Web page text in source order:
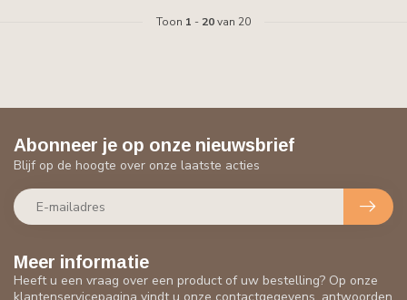
Toon 1 - 20van 20
Meer informatie
Heeft u een vraag over een product of uw bestelling? Op onze
Abonneer je op onze nieuwsbrief
Blijf op de hoogte over onze laatste acties